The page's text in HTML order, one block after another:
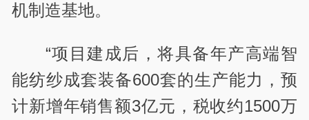
机制造基地。
“项目建成后，将具备年产高端智
能纺纱成套装备600套的生产能力，预
计新增年销售额3亿元，税收约1500万